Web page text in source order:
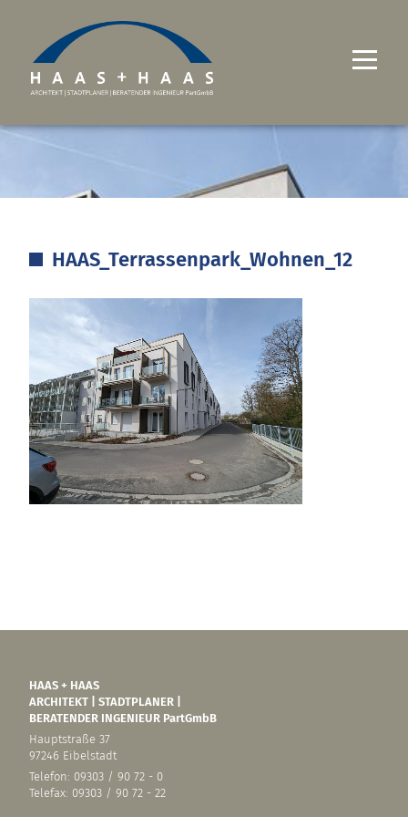
KARRIERE
KONTAKT
HAAS_Terrassenpark_Wohnen_12
HAAS + HAAS
ARCHITEKT | STADTPLANER |
BERATENDER INGENIEUR PartGmbB
Hauptstraße 37
97246 Eibelstadt
Telefon: 09303 / 90 72 - 0
Telefax: 09303 / 90 72 - 22